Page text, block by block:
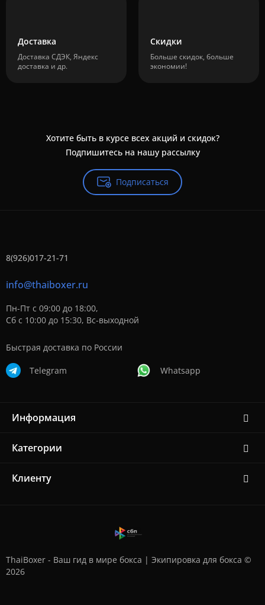
Доставка
Доставка СДЭК, Яндекс
доставка и др.
Скидки
Больше скидок, больше
экономии!
Хотите быть в курсе всех акций и скидок?
Подпишитесь на нашу рассылку
Подписаться
8(926)017-21-71
info@thaiboxer.ru
Пн-Пт с 09:00 до 18:00,
Сб с 10:00 до 15:30, Вс-выходной
Быстрая доставка по России
Telegram Whatsapp
Информация
Категории
Клиенту
ThaiBoxer - Ваш гид в мире бокса | Экипировка для бокса ©
2026